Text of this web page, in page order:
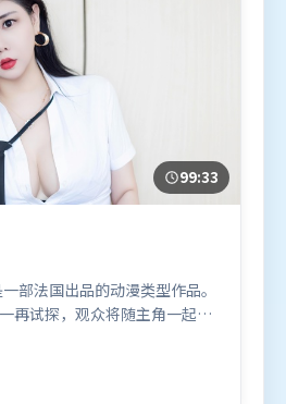
99:33
部法国出品的动漫类型作品。
再试探，观众将随主角一起经
多线并进，最终在关键节点收
、黄渤、古天乐，梁朝伟、段
。影片于2018年12月28日（法